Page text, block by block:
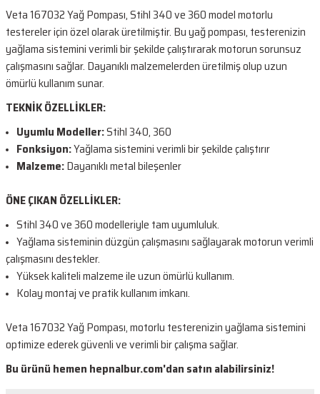
Veta 167032 Yağ Pompası, Stihl 340 ve 360 model motorlu
testereler için özel olarak üretilmiştir. Bu yağ pompası, testerenizin
yağlama sistemini verimli bir şekilde çalıştırarak motorun sorunsuz
çalışmasını sağlar. Dayanıklı malzemelerden üretilmiş olup uzun
ömürlü kullanım sunar.
TEKNİK ÖZELLİKLER:
Uyumlu Modeller:Stihl 340, 360
Fonksiyon:Yağlama sistemini verimli bir şekilde çalıştırır
Malzeme:Dayanıklı metal bileşenler
ÖNE ÇIKAN ÖZELLİKLER:
Stihl 340 ve 360 modelleriyle tam uyumluluk.
Yağlama sisteminin düzgün çalışmasını sağlayarak motorun verimli
çalışmasını destekler.
Yüksek kaliteli malzeme ile uzun ömürlü kullanım.
Kolay montaj ve pratik kullanım imkanı.
Veta 167032 Yağ Pompası, motorlu testerenizin yağlama sistemini
optimize ederek güvenli ve verimli bir çalışma sağlar.
Bu ürünü hemen hepnalbur.com'dan satın alabilirsiniz!